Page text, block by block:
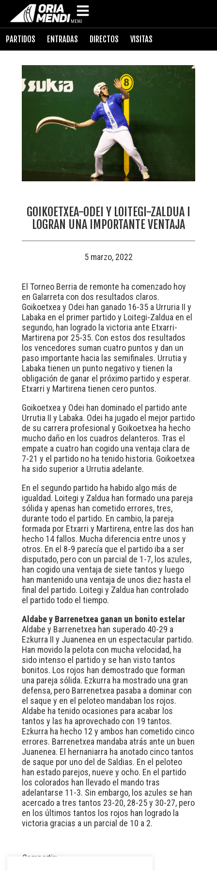
MENU
PARTIDOS ENTRADAS DIRECTOS VISITAS
GOIKOETXEA-ODEI Y LOITEGI-ZALDUA I
LOGRAN UNA IMPORTANTE VENTAJA
5 marzo, 2022
El Torneo Berria de remonte ha comenzado hoy
en Galarreta con dos resultados claros.
Goikoetxea y Odei han ganado 16-35 a Urruria II y
Labaka en el primer partido y Loitegi-Zaldua en el
segundo, han logrado la victoria ante Etxarri-
Martirena por 25-35. Con estos dos resultados
los vencedores suman cuatro puntos y dan un
paso importante hacia las semifinales. Urrutia y
Labaka tienen un punto negativo y tienen la
obligación de ganar el próximo partido y esperar.
Etxarri y Martirena tienen cero puntos.
Goikoetxea y Odei han dominado el partido ante
Urrutia II y Labaka. Odei ha jugado el mejor partido
de su carrera profesional y Goikoetxea ha hecho
mucho daño en los cuadros delanteros. Tras el
empate a cuatro han cogido una ventaja clara de
7-21 y el partido no ha tenido historia. Goikoetxea
ha sido superior a Urrutia adelante.
En el segundo partido ha habido algo más de
igualdad. Loitegi y Zaldua han formado una pareja
sólida y apenas han cometido errores, tres,
durante todo el partido. En cambio, la pareja
formada por Etxarri y Martirena, entre las dos han
hecho 14 fallos. Mucha diferencia entre unos y
otros. En el 8-9 parecía que el partido iba a ser
disputado, pero con un parcial de 1-7, los azules,
han cogido una ventaja de siete tantos y luego
han mantenido una ventaja de unos diez hasta el
final del partido. Loitegi y Zaldua han controlado
el partido todo el tiempo.
Aldabe y Barrenetxea ganan un bonito estelar
Aldabe y Barrenetxea han superado 40-29 a
Ezkurra II y Juanenea en un espectacular partido.
Han movido la pelota con mucha velocidad, ha
sido intenso el partido y se han visto tantos
bonitos. Los rojos han demostrado que forman
una pareja sólida. Ezkurra ha mostrado una gran
defensa, pero Barrenetxea pasaba a dominar con
el saque y en el peloteo mandaban los rojos.
Aldabe ha tenido ocasiones para acabar los
tantos y las ha aprovechado con 19 tantos.
Ezkurra ha hecho 12 y ambos han cometido cinco
errores. Barrenetxea mandaba atrás ante un buen
Juanenea. El hernaniarra ha anotado cinco tantos
de saque por uno del de Saldias. En el peloteo
han estado parejos, nueve y ocho. En el partido
los colorados han llevado el mando tras
adelantarse 11-3. Sin embargo, los azules se han
acercado a tres tantos 23-20, 28-25 y 30-27, pero
en los últimos tantos los rojos han logrado la
victoria gracias a un parcial de 10 a 2.
Compartir: